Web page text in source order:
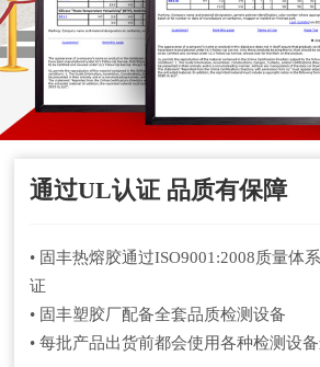
通过UL认证 品质有保障
• 固丰热熔胶通过ISO9001:2008质量体
证
• 固丰塑胶厂配备全套品质检测设备
• 每批产品出货前都会使用各种检测设